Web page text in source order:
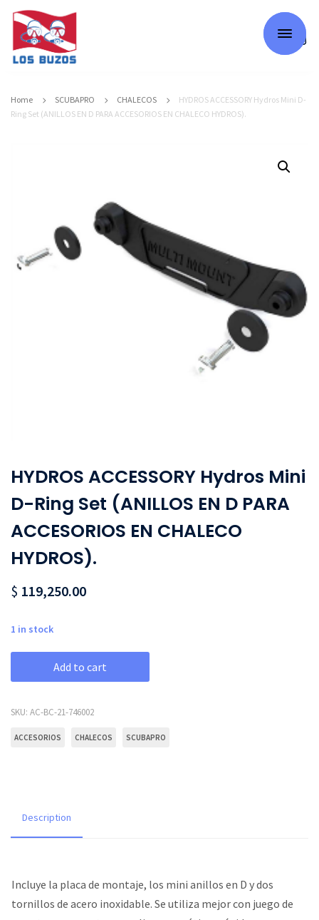
Home SCUBAPRO CHALECOS
HYDROS ACCESSORY Hydros Mini D-
Ring Set (ANILLOS EN D PARA ACCESORIOS EN CHALECO HYDROS).
HYDROS ACCESSORY Hydros Mini
D-Ring Set (ANILLOS EN D PARA
ACCESORIOS EN CHALECO
HYDROS).
$ 119,250.00
1 in stock
Add to cart
SKU: AC-BC-21-746002
ACCESORIOS CHALECOS SCUBAPRO
Description
Incluye la placa de montaje, los mini anillos en D y dos
tornillos de acero inoxidable. Se utiliza mejor con juego de